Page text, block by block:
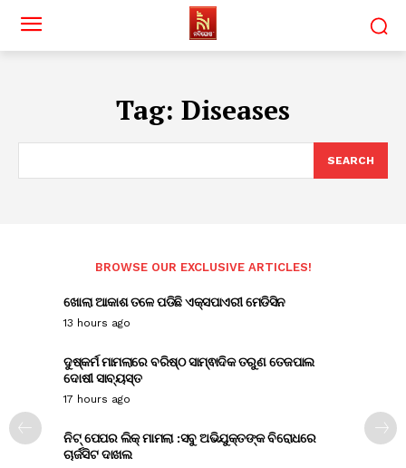
Tag: Diseases
SEARCH
BROWSE OUR EXCLUSIVE ARTICLES!
ଖୋଲା ଆକାଶ ତଳେ ପଡିଛି ଏକ୍ସପାଏରୀ ମେଡିସିନ
13 hours ago
ଦୁଷ୍କର୍ମ ମାମଲାରେ ବରିଷ୍ଠ ସାମ୍ଵାଦିକ ତରୁଣ ତେଜପାଲ
ଦୋଷୀ ସାବ୍ୟସ୍ତ
17 hours ago
ନିଟ୍ ପେପର ଲିକ୍ ମାମଲା :ସବୁ ଅଭିଯୁକ୍ତଙ୍କ ବିରୋଧରେ
ଚାର୍ଜସିଟ ଦାଖଲ